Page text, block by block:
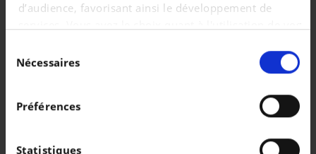
d’audience, favorisant ainsi le développement de
services. Vous avez le choix quant à l'utilisation de vos
retirer votre consentement à tout moment en
consultant la Déclaration relative aux cookies ou en
Collecter des informations sur votre localisation
duNécessaires
Préférences
Statistiques
82kWh 45 S-line 285pk / Pano / Trekhaak / Carplay / Camera / Navi